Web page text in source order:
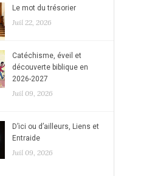
Le mot du trésorier
Juil 22, 2026
Catéchisme, éveil et
découverte biblique en
2026-2027
Juil 09, 2026
D’ici ou d’ailleurs, Liens et
Entraide
Juil 09, 2026